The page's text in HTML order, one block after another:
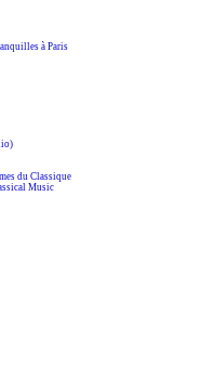
à Paris
du Classique
Music